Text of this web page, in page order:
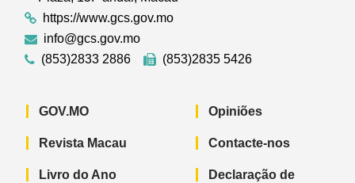
https://www.gcs.gov.mo
info@gcs.gov.mo
(853)2833 2886
(853)2835 5426
GOV.MO
Revista Macau
Livro do Ano
Opiniões
Contacte-nos
Declaração de